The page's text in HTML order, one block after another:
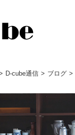
D-cube通信 ブログ